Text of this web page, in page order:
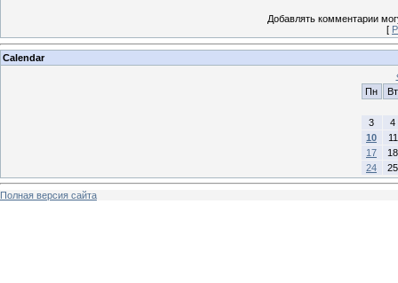
Добавлять комментарии
[
Calendar
Пн
Вт
3
4
10
11
17
18
24
25
Полная версия сайта